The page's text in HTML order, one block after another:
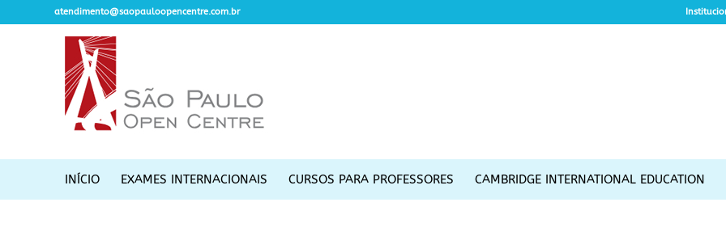
atendimento@saopauloopencentre.com.br
INÍCIO EXAMES INTERNACIONAIS CURSOS PARA PROFESSORES CAMBRIDGE INTERNATIONAL EDUCATION